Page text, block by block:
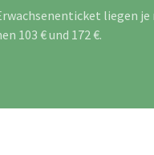
liegen je
103 € und 172 €.